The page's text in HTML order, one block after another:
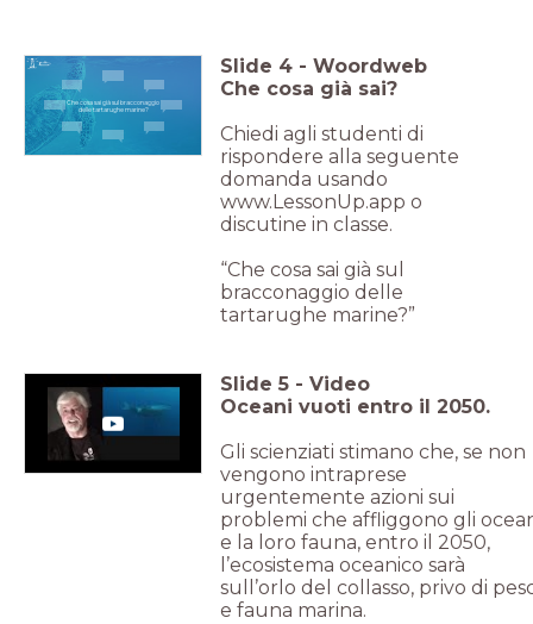
Che cosa sai già sul bracconaggio
delle tartarughe marine?
Slide 4 - Woordweb
Che cosa già sai?
Chiedi agli studenti di
rispondere alla seguente
domanda usando
www.LessonUp.app o
discutine in classe.
“Che cosa sai già sul
bracconaggio delle
tartarughe marine?”
Slide 5 - Video
Oceani vuoti entro il 2050.
Gli scienziati stimano che, se non
vengono intraprese
urgentemente azioni sui
problemi che affliggono gli
e la loro fauna, entro il 2050,
l’ecosistema oceanico sarà
sull’orlo del collasso, privo di
e fauna marina.